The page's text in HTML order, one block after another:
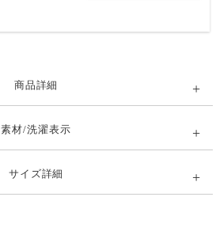
商品詳細
素材/洗濯表示
サイズ詳細